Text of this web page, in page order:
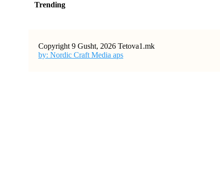
Trending
Copyright 9 Gusht, 2026 Tetova1.mk
by: Nordic Craft Media aps